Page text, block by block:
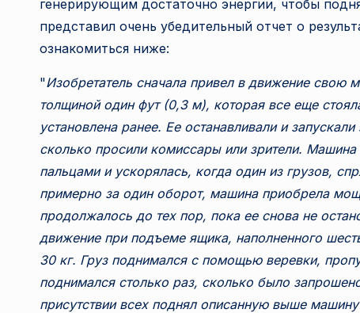
генерирующим достаточно энергии, чтобы
представил очень убедительный отчет о
ознакомиться ниже:
"Изобретатель сначала привел в движение
толщиной один фут (0,3 м), которая все еще
установлена ранее. Ее останавливали и
сколько просили комиссары или зрители.
пальцами и ускорялась, когда один из грузов,
примерно за один оборот, машина приобрела
продолжалось до тех пор, пока ее снова не
движение при подъеме ящика, наполненного
30 кг. Груз поднимался с помощью веревки,
поднимался столько раз, сколько было
присутствии всех поднял описанную выше